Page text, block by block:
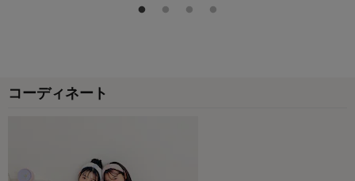
コーディネート